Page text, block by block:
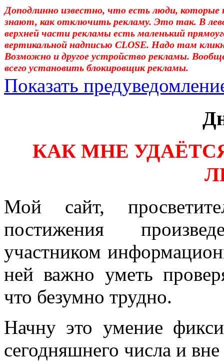
Доподлинно известно, что есть люди, которые
знают, как отключить рекламу. Это так. В
верхней части рекламы есть маленький
вертикальной надписью CLOSE. Надо там
Возможно и другое устройство рекламы.
всего установить блокировщик рекламы.
Показать
Уважаемые! Умоляю: не
отошли от суеты. – Перед
трудным чтением. И ещё:
достаточно, чтоб
медленно перечитать,
что не понятно.Прошу
много лет пользовался
«подсознательный» в
надо было писать
менять в тысячах мест,
устаревшим.Ещё одна
применение слова
КАК МНЕ
Мой сайт,
постижения
участником
ней важно уметь
что безумно трудно.
Начну это умение
сегодняшнего числа и вне